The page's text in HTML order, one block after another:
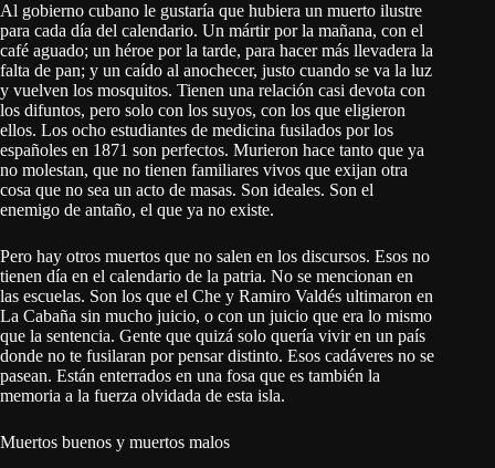
Al gobierno cubano le gustaría que hubiera un muerto ilustre
para cada día del calendario. Un mártir por la mañana, con el
café aguado; un héroe por la tarde, para hacer más llevadera la
falta de pan; y un caído al anochecer, justo cuando se va la luz
y vuelven los mosquitos. Tienen una relación casi devota con
los difuntos, pero solo con los suyos, con los que eligieron
ellos. Los ocho estudiantes de medicina fusilados por los
españoles en 1871 son perfectos. Murieron hace tanto que ya
no molestan, que no tienen familiares vivos que exijan otra
cosa que no sea un acto de masas. Son ideales. Son el
enemigo de antaño, el que ya no existe.
Pero hay otros muertos que no salen en los discursos. Esos no
tienen día en el calendario de la patria. No se mencionan en
las escuelas. Son los que el Che y Ramiro Valdés ultimaron en
La Cabaña sin mucho juicio, o con un juicio que era lo mismo
que la sentencia. Gente que quizá solo quería vivir en un país
donde no te fusilaran por pensar distinto. Esos cadáveres no se
pasean. Están enterrados en una fosa que es también la
memoria a la fuerza olvidada de esta isla.
Muertos buenos y muertos malos